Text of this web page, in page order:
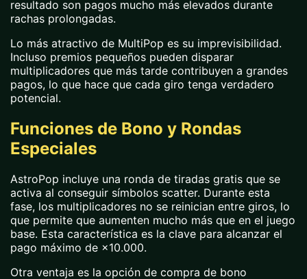
resultado son pagos mucho más elevados durante
rachas prolongadas.
Lo más atractivo de MultiPop es su imprevisibilidad.
Incluso premios pequeños pueden disparar
multiplicadores que más tarde contribuyen a grandes
pagos, lo que hace que cada giro tenga verdadero
potencial.
Funciones de Bono y Rondas
Especiales
AstroPop incluye una ronda de tiradas gratis que se
activa al conseguir símbolos scatter. Durante esta
fase, los multiplicadores no se reinician entre giros, lo
que permite que aumenten mucho más que en el juego
base. Esta característica es la clave para alcanzar el
pago máximo de ×10.000.
Otra ventaja es la opción de compra de bono